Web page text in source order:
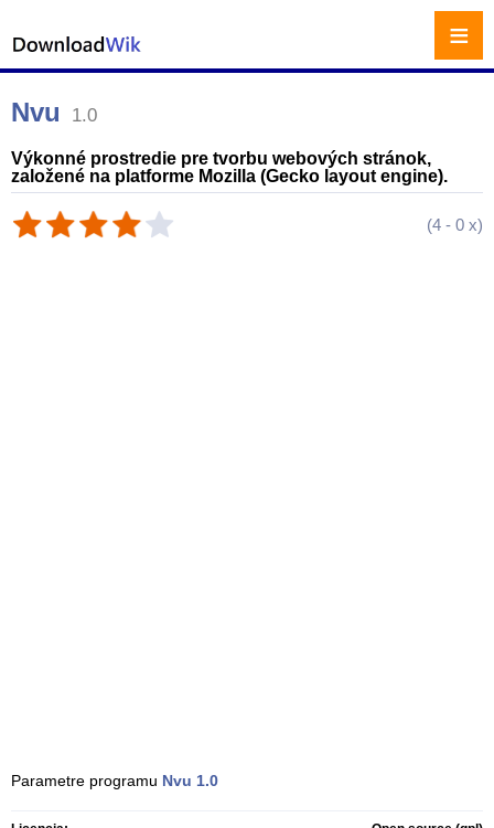
Nvu 1.0
Výkonné prostredie pre tvorbu webových stránok,
založené na platforme Mozilla (Gecko layout engine).
(4 - 0 x)
Parametre programu Nvu 1.0
≡